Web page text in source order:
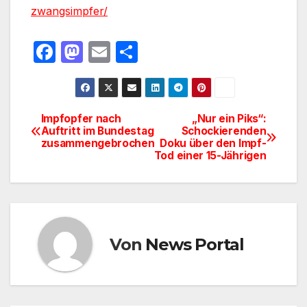
zwangsimpfer/
F
e
b
o
M
a
st
o
d
n
E
m
ail
ei
le
Beitragsnavigation„Nur ein Piks“:
Schockierenden
Doku über den Impf-
Tod einer 15-Jährigen
Impfopfer nach
Auftritt im Bundestag
zusammengebrochen
Von News Portal